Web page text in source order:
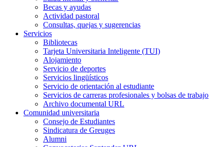
Becas y ayudas
Actividad pastoral
Consultas, quejas y sugerencias
Servicios
Bibliotecas
Tarjeta Universitaria Inteligente (TUI)
Alojamiento
Servicio de deportes
Servicios lingüísticos
Servicio de orientación al estudiante
Servicios de carreras profesionales y bolsas de trabajo
Archivo documental URL
Comunidad universitaria
Consejo de Estudiantes
Sindicatura de Greuges
Alumni